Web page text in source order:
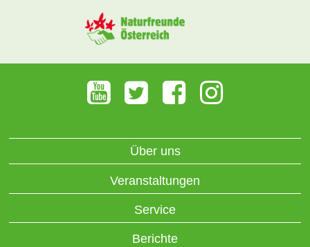
Über uns
Veranstaltungen
Service
Berichte